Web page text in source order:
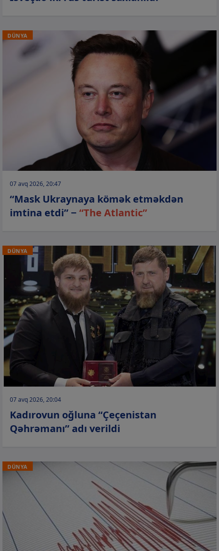
DÜNYA
07 avq 2026, 20:47
“Mask Ukraynaya kömək etməkdən
imtina etdi” − “The Atlantic”
DÜNYA
07 avq 2026, 20:04
Kadırovun oğluna “Çeçenistan
Qəhrəmanı” adı verildi
DÜNYA